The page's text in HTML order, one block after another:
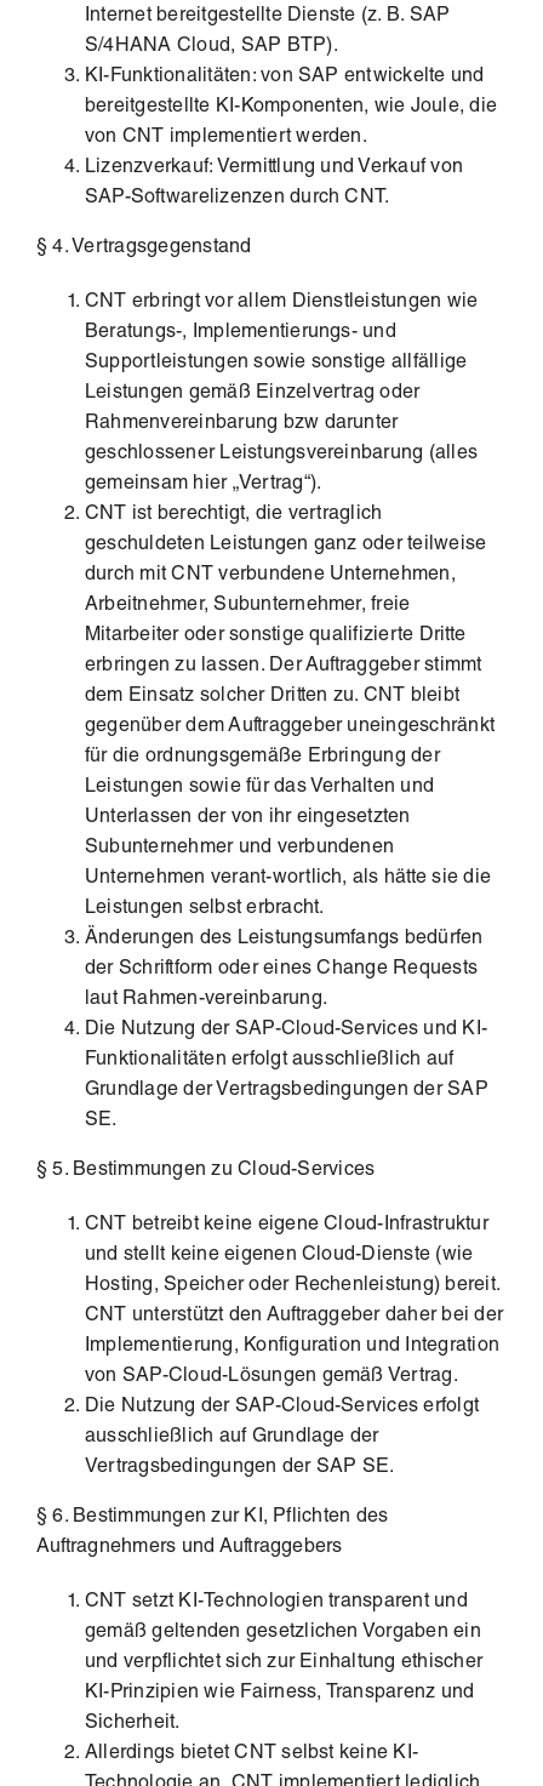
Internet bereitgestellte Dienste (z. B. SAP
S/4HANA Cloud, SAP BTP).
KI-Funktionalitäten: von SAP entwickelte und
bereitgestellte KI-Komponenten, wie Joule, die
von CNT implementiert werden.
Lizenzverkauf: Vermittlung und Verkauf von
SAP-Softwarelizenzen durch CNT.
§ 4. Vertragsgegenstand
CNT erbringt vor allem Dienstleistungen wie
Beratungs-, Implementierungs- und
Supportleistungen sowie sonstige allfällige
Leistungen gemäß Einzelvertrag oder
Rahmenvereinbarung bzw darunter
geschlossener Leistungsvereinbarung (alles
gemeinsam hier „Vertrag“).
CNT ist berechtigt, die vertraglich
geschuldeten Leistungen ganz oder teilweise
durch mit CNT verbundene Unternehmen,
Arbeitnehmer, Subunternehmer, freie
Mitarbeiter oder sonstige qualifizierte Dritte
erbringen zu lassen. Der Auftraggeber stimmt
dem Einsatz solcher Dritten zu. CNT bleibt
gegenüber dem Auftraggeber uneingeschränkt
für die ordnungsgemäße Erbringung der
Leistungen sowie für das Verhalten und
Unterlassen der von ihr eingesetzten
Subunternehmer und verbundenen
Unternehmen verant-wortlich, als hätte sie die
Leistungen selbst erbracht.
Änderungen des Leistungsumfangs bedürfen
der Schriftform oder eines Change Requests
laut Rahmen-vereinbarung.
Die Nutzung der SAP-Cloud-Services und KI-
Funktionalitäten erfolgt ausschließlich auf
Grundlage der Vertragsbedingungen der SAP
SE.
§ 5. Bestimmungen zu Cloud-Services
CNT betreibt keine eigene Cloud-Infrastruktur
und stellt keine eigenen Cloud-Dienste (wie
Hosting, Speicher oder Rechenleistung) bereit.
CNT unterstützt den Auftraggeber daher bei der
Implementierung, Konfiguration und Integration
von SAP-Cloud-Lösungen gemäß Vertrag.
Die Nutzung der SAP-Cloud-Services erfolgt
ausschließlich auf Grundlage der
Vertragsbedingungen der SAP SE.
§ 6. Bestimmungen zur KI, Pflichten des
Auftragnehmers und Auftraggebers
CNT setzt KI-Technologien transparent und
gemäß geltenden gesetzlichen Vorgaben ein
und verpflichtet sich zur Einhaltung ethischer
KI-Prinzipien wie Fairness, Transparenz und
Sicherheit.
Allerdings bietet CNT selbst keine KI-